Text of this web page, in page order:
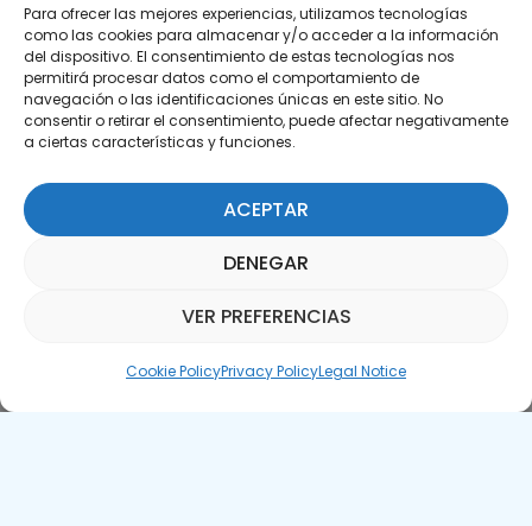
Para ofrecer las mejores experiencias, utilizamos tecnologías
como las cookies para almacenar y/o acceder a la información
del dispositivo. El consentimiento de estas tecnologías nos
permitirá procesar datos como el comportamiento de
navegación o las identificaciones únicas en este sitio. No
consentir o retirar el consentimiento, puede afectar negativamente
a ciertas características y funciones.
ACEPTAR
DENEGAR
VER PREFERENCIAS
Cookie PolicyPrivacy PolicyLegal Notice
Subscribe to our Newsletter
SUBSCRIBE HERE